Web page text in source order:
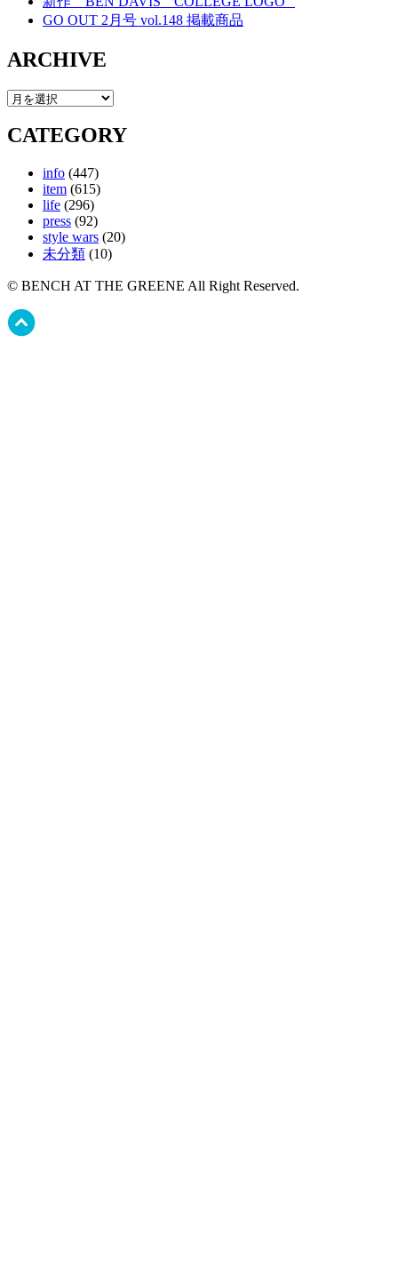
GO OUT 2月号 vol.148 掲載商品
ARCHIVE
CATEGORY
info (447)
item (615)
life (296)
press (92)
style wars (20)
未分類 (10)
© BENCH AT THE GREENE All Right Reserved.